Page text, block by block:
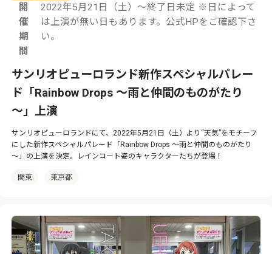
開
催
期
間
2022年5月21日（土）～終了日未定 ※日によって
は上演が無い日もあります。公式HPをご確認下さ
い。
サンリオピューロランド新作スペシャルパレー
ド「Rainbow Drops ～雨と仲間のものがたり
～」上演
サンリオピューロランドにて、2022年5月21日（土）より“天気”をモチーフ
にした新作スペシャルパレード「Rainbow Drops ～雨と仲間のものがたり
～」の上演を決定。レインコート姿のキャラクターたちが登場！
関東 東京都